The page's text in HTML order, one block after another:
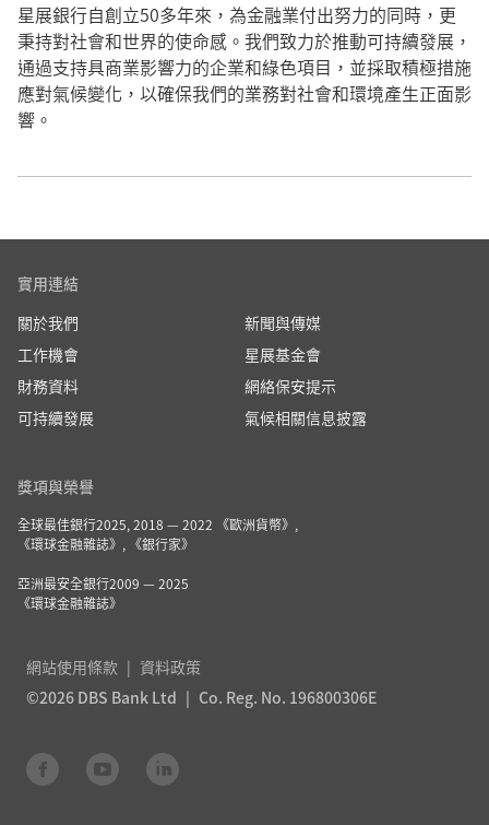
星展銀行自創立50多年來，為金融業付出努力的同時，更
秉持對社會和世界的使命感。我們致力於推動可持續發展，
通過支持具商業影響力的企業和綠色項目，並採取積極措施
應對氣候變化，以確保我們的業務對社會和環境產生正面影
響。
實用連結
關於我們
新聞與傳媒
工作機會
星展基金會
財務資料
網絡保安提示
可持續發展
氣候相關信息披露
獎項與榮譽
全球最佳銀行2025, 2018 — 2022 《歐洲貨幣》,
《環球金融雜誌》, 《銀行家》
亞洲最安全銀行2009 — 2025
《環球金融雜誌》
網站使用條款
資料政策
©2026 DBS Bank Ltd
Co. Reg. No. 196800306E